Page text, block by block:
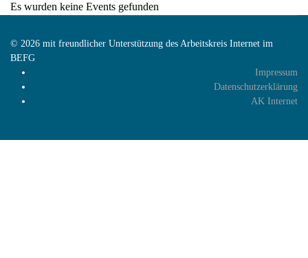
Es wurden keine Events gefunden
© 2026 mit freundlicher Unterstützung des Arbeitskreis Internet im
BEFG
Impressum
Datenschutzerklärung
AK Internet